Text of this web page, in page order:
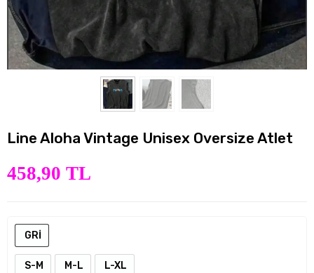
Line Aloha Vintage Unisex Oversize Atlet
458,90 TL
GRİ
S-M M-L L-XL